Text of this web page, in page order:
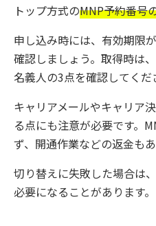
トップ方式のMNP予約番号
申し込み時には、有効期限
確認しましょう。取得時は
名義人の3点を確認してくだ
キャリアメールやキャリア
る点にも注意が必要です。
ず、開通作業などの返金もあ
切り替えに失敗した場合は
必要になることがあります。